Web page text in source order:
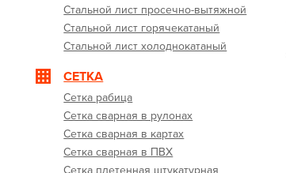
Стальной лист просечно-вытяжной
Стальной лист горячекатаный
Стальной лист холоднокатаный
СЕТКА
Сетка рабица
Сетка сварная в рулонах
Сетка сварная в картах
Сетка сварная в ПВХ
Сетка плетенная штукатурная